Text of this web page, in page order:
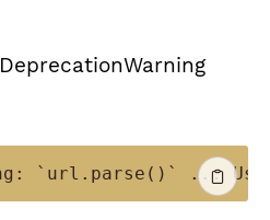
DeprecationWarning